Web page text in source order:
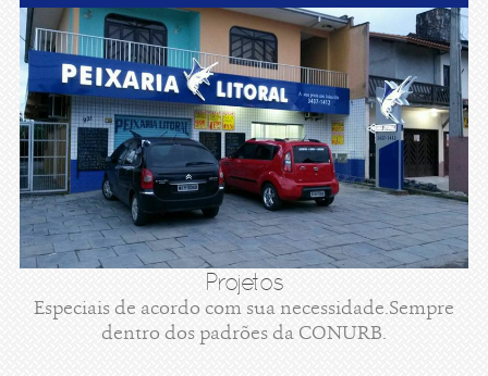
Projetos
Especiais de acordo com sua necessidade.Sempre
dentro dos padrões da CONURB.